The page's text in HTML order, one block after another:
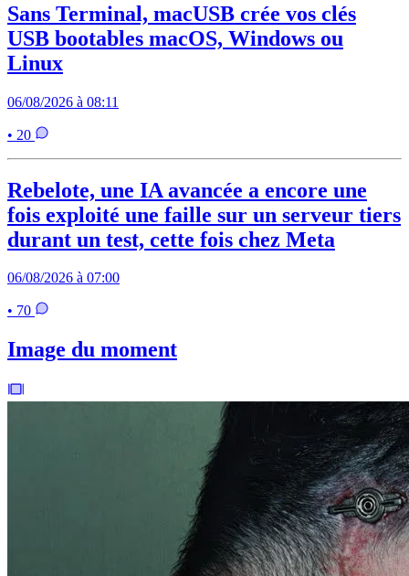
Sans Terminal, macUSB crée vos clés
USB bootables macOS, Windows ou
Linux
06/08/2026 à 08:11
• 20
Rebelote, une IA avancée a encore une
fois exploité une faille sur un serveur tiers
durant un test, cette fois chez Meta
06/08/2026 à 07:00
• 70
Image du moment